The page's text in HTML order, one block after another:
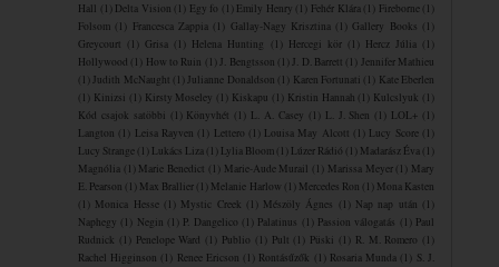
Hall
(1) Delta Vision (1) Egy fo (1) Emily Henry (1) Fehér Klára (1) Fireborne (1)
Folsom
(1) Francesca Zappia (1) Gallay-Nagy Krisztina (1) Gallery Books
(1)
Greycourt
(1) Grisa (1) Helena Hunting (1) Hercegi kör (1) Hercz Júlia
(1)
Hollywood
(1) How to Ruin (1)J. Bengtsson (1)J. D. Barrett (1) Jennifer Mathieu
(1)Judith McNaught (1)Julianne Donaldson (1) Karen Fortunati (1) Kate Eberlen
(1) Kinizsi (1) Kirsty Moseley (1) Kiskapu (1) Kristin Hannah (1) Kulcslyuk
(1)
Kód csajok satöbbi
(1) Könyvhét (1) L. A. Casey (1) L. J. Shen (1) LOL+
(1)
Langton
(1) Leisa Rayven (1) Lettero (1) Louisa May Alcott (1) Lucy Score
(1)
Lucy Strange (1) Lukács Liza (1) Lylia Bloom (1) Lúzer Rádió (1) Madarász Éva (1)
Magnólia
(1) Marie Benedict (1) Marie-Aude Murail (1) Marissa Meyer (1) Mary
E. Pearson
(1) Max Brallier (1) Melanie Harlow (1) Mercedes Ron (1) Mona Kasten
(1) Monica Hesse (1) Mystic Creek (1) Mészöly Ágnes (1) Nap nap után
(1)
Naphegy
(1) Negin (1) P. Dangelico (1) Palatinus (1) Passion válogatás (1) Paul
Rudnick
(1) Penelope Ward (1) Publio (1) Pult (1) Püski (1) R. M. Romero
(1)
Rachel Higginson
(1) Renee Ericson (1) Rontásűzők (1) Rosaria Munda (1) S. J.